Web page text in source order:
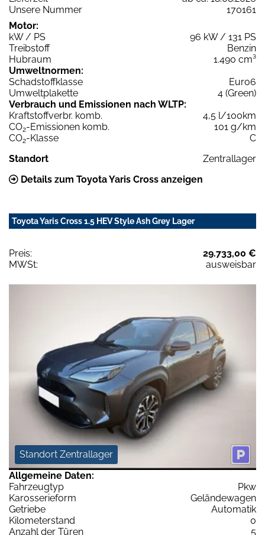
Unsere Nummer
170161
Motor:
kW / PS
96 kW / 131 PS
Treibstoff
Benzin
Hubraum
1.490 cm³
Umweltnormen:
Schadstoffklasse
Euro6
Umweltplakette
4 (Green)
Verbrauch und Emissionen nach WLTP:
Kraftstoffverbr. komb.
4,5 l/100km
CO2-Emissionen komb.
101 g/km
CO2-Klasse
C
Standort
Zentrallager
Details zum Toyota Yaris Cross anzeigen
Toyota Yaris Cross 1.5 HEV Style Ash Grey Lager
Preis:
29.733,00 €
MWSt:
ausweisbar
Standort Zentrallager
Allgemeine Daten:
Fahrzeugtyp
Pkw
Karosserieform
Geländewagen
Getriebe
Automatik
Kilometerstand
0
Anzahl der Türen
5